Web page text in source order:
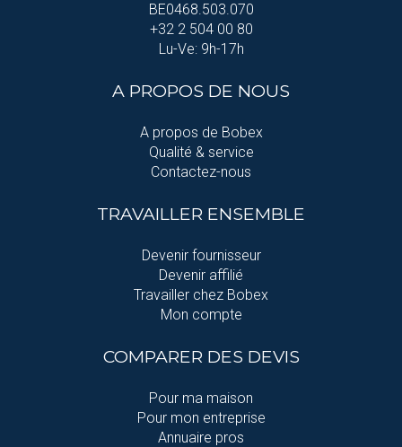
BE0468.503.070
+32 2 504 00 80
Lu-Ve: 9h-17h
A PROPOS DE NOUS
A propos de Bobex
Qualité & service
Contactez-nous
TRAVAILLER ENSEMBLE
Devenir fournisseur
Devenir affilié
Travailler chez Bobex
Mon compte
COMPARER DES DEVIS
Pour ma maison
Pour mon entreprise
Annuaire pros